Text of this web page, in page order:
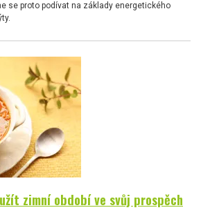
se proto podívat na základy energetického
zimní období ve svůj prospěch